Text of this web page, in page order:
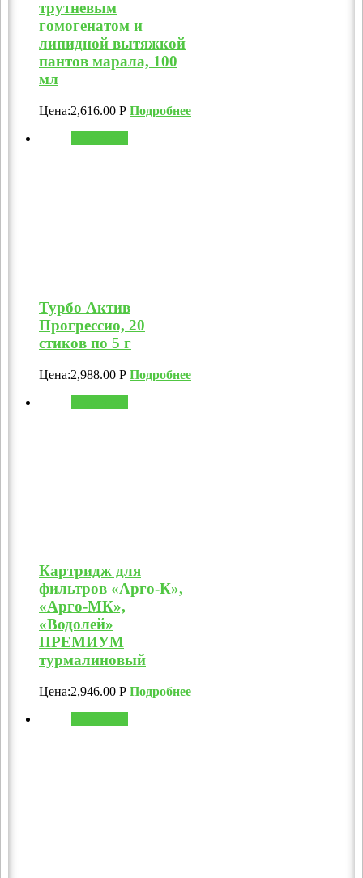
трутневым
гомогенатом и
липидной вытяжкой
пантов марала, 100
мл
Цена:2,616.00 Р Подробнее
Турбо Актив
Прогрессио, 20
стиков по 5 г
Цена:2,988.00 Р Подробнее
Картридж для
фильтров «Арго-К»,
«Арго-МК»,
«Водолей»
ПРЕМИУМ
турмалиновый
Цена:2,946.00 Р Подробнее